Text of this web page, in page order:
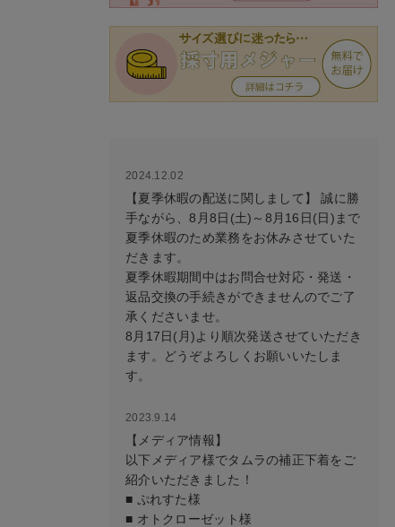
2024.12.02
【夏季休暇の配送に関しまして】 誠に勝
手ながら、8月8日(土)～8月16日(日)まで
夏季休暇のため業務をお休みさせていた
だきます。
夏季休暇期間中はお問合せ対応・発送・
返品交換の手続きができませんのでご了
承くださいませ。
8月17日(月)より順次発送させていただき
ます。どうぞよろしくお願いいたしま
す。
2023.9.14
【メディア情報】
以下メディア様でタムラの補正下着をご
紹介いただきました！
■ ぷれすた様
■ オトクローゼット様